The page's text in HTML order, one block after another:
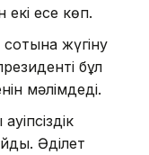
екі есе көп.
жүгіну
бұл
мәлімдеді.
Әділет